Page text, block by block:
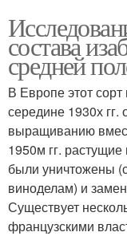
состава
средней
В Европе этот
середине 1930х
выращиванию
1950м гг.
были уничтожены
виноделам) и
Существует
французскими